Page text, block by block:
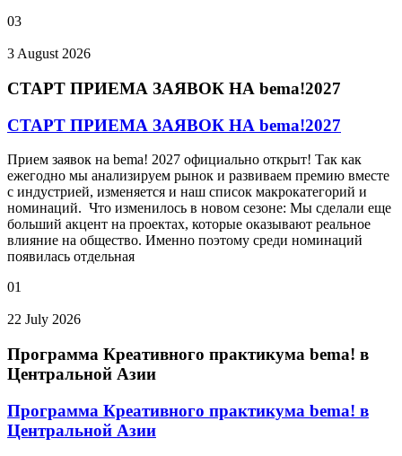
03
3 August 2026
СТАРТ ПРИЕМА ЗАЯВОК НА bema!2027
СТАРТ ПРИЕМА ЗАЯВОК НА bema!2027
Прием заявок на bema! 2027 официально открыт! Так как
ежегодно мы анализируем рынок и развиваем премию вместе
с индустрией, изменяется и наш список макрокатегорий и
номинаций. Что изменилось в новом сезоне: Мы сделали еще
больший акцент на проектах, которые оказывают реальное
влияние на общество. Именно поэтому среди номинаций
появилась отдельная
01
22 July 2026
Программа Креативного практикума bema! в
Центральной Азии
Программа Креативного практикума bema! в
Центральной Азии